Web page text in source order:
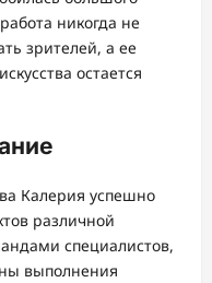
никогда не
зрителей, а ее
остается
Калерия успешно
различной
специалистов,
выполнения